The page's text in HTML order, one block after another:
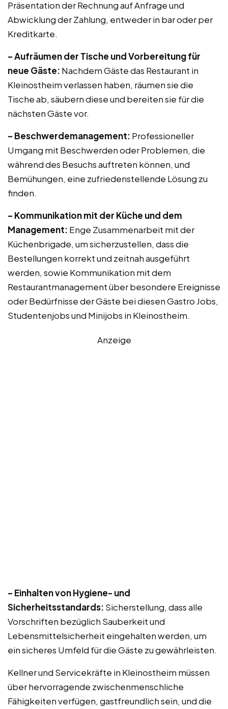
Präsentation der Rechnung auf Anfrage und
Abwicklung der Zahlung, entweder in bar oder per
Kreditkarte.
– Aufräumen der Tische und Vorbereitung für
neue Gäste: Nachdem Gäste das Restaurant in
Kleinostheim verlassen haben, räumen sie die
Tische ab, säubern diese und bereiten sie für die
nächsten Gäste vor.
– Beschwerdemanagement: Professioneller
Umgang mit Beschwerden oder Problemen, die
während des Besuchs auftreten können, und
Bemühungen, eine zufriedenstellende Lösung zu
finden.
– Kommunikation mit der Küche und dem
Management: Enge Zusammenarbeit mit der
Küchenbrigade, um sicherzustellen, dass die
Bestellungen korrekt und zeitnah ausgeführt
werden, sowie Kommunikation mit dem
Restaurantmanagement über besondere Ereignisse
oder Bedürfnisse der Gäste bei diesen Gastro Jobs,
Studentenjobs und Minijobs in Kleinostheim.
Anzeige
– Einhalten von Hygiene- und
Sicherheitsstandards: Sicherstellung, dass alle
Vorschriften bezüglich Sauberkeit und
Lebensmittelsicherheit eingehalten werden, um
ein sicheres Umfeld für die Gäste zu gewährleisten.
Kellner und Servicekräfte in Kleinostheim müssen
über hervorragende zwischenmenschliche
Fähigkeiten verfügen, gastfreundlich sein, und die